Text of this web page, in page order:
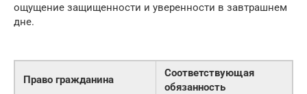
ощущение защищенности и уверенности в завтрашнем
дне.
Право гражданина
Соответствующая
обязанность